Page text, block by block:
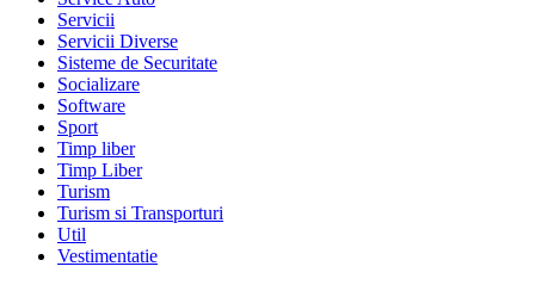
Servicii
Servicii Diverse
Sisteme de Securitate
Socializare
Software
Sport
Timp liber
Timp Liber
Turism
Turism si Transporturi
Util
Vestimentatie